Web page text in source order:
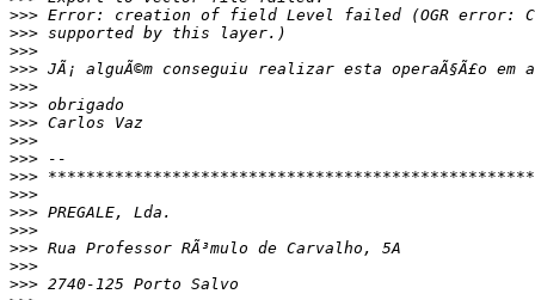
>>>
>>>
>>>
>>>
>>>
>>>
>>>
>>>
>>>
>>>
>>>
>>>
>>>
>>>
>>>
>>>